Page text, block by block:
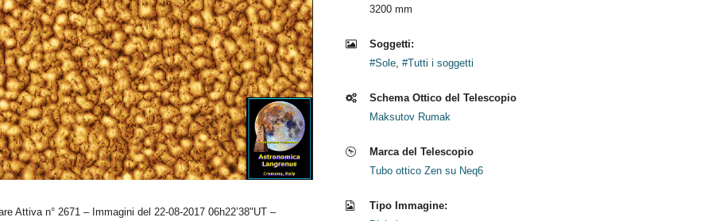
Attiva n° 2671 – Immagini del 22-08-2017 06h22’38"UT –
3200 mm
Soggetti:
#Sole, #Tutti i soggetti
Schema Ottico del Telescopio
Maksutov Rumak
Marca del Telescopio
Tubo ottico Zen su Neq6
Tipo Immagine: